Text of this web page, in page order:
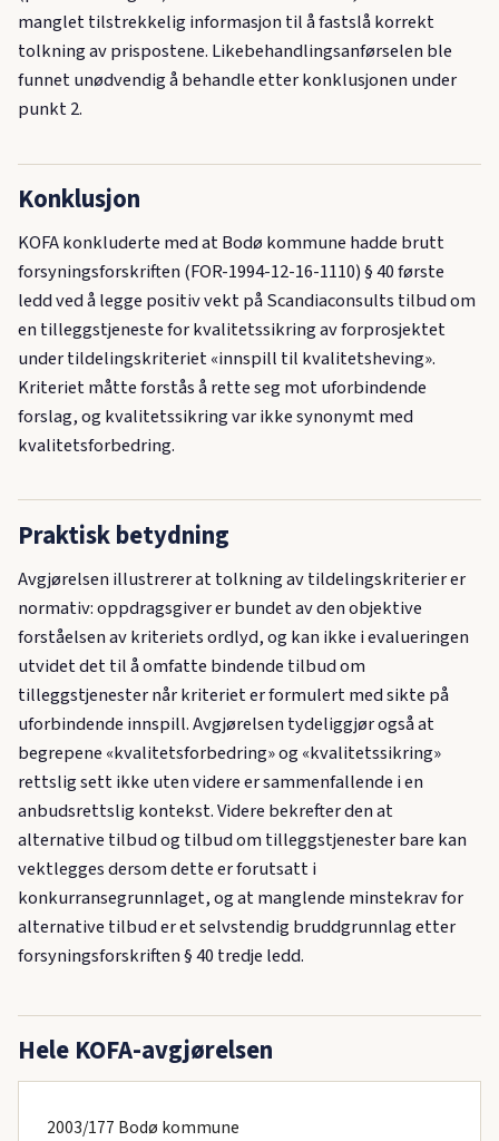
manglet tilstrekkelig informasjon til å fastslå korrekt
tolkning av prispostene. Likebehandlingsanførselen ble
funnet unødvendig å behandle etter konklusjonen under
punkt 2.
Konklusjon
KOFA konkluderte med at Bodø kommune hadde brutt
forsyningsforskriften (FOR-1994-12-16-1110) § 40 første
ledd ved å legge positiv vekt på Scandiaconsults tilbud om
en tilleggstjeneste for kvalitetssikring av forprosjektet
under tildelingskriteriet «innspill til kvalitetsheving».
Kriteriet måtte forstås å rette seg mot uforbindende
forslag, og kvalitetssikring var ikke synonymt med
kvalitetsforbedring.
Praktisk betydning
Avgjørelsen illustrerer at tolkning av tildelingskriterier er
normativ: oppdragsgiver er bundet av den objektive
forståelsen av kriteriets ordlyd, og kan ikke i evalueringen
utvidet det til å omfatte bindende tilbud om
tilleggstjenester når kriteriet er formulert med sikte på
uforbindende innspill. Avgjørelsen tydeliggjør også at
begrepene «kvalitetsforbedring» og «kvalitetssikring»
rettslig sett ikke uten videre er sammenfallende i en
anbudsrettslig kontekst. Videre bekrefter den at
alternative tilbud og tilbud om tilleggstjenester bare kan
vektlegges dersom dette er forutsatt i
konkurransegrunnlaget, og at manglende minstekrav for
alternative tilbud er et selvstendig bruddgrunnlag etter
forsyningsforskriften § 40 tredje ledd.
Hele KOFA-avgjørelsen
2003/177 Bodø kommune